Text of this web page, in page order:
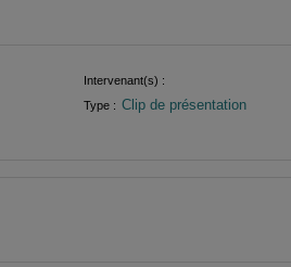
Intervenant(s) :
Type : Clip de présentation